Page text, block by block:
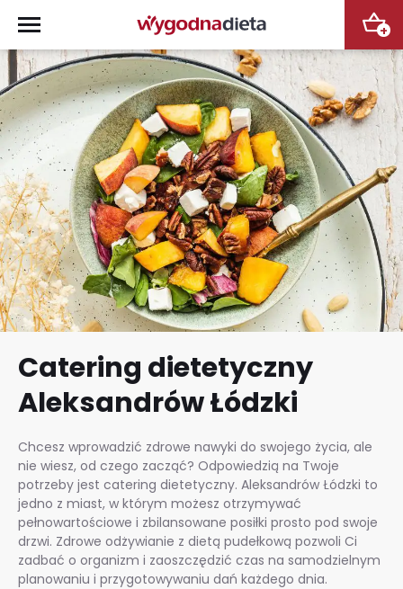
+
Catering dietetyczny
Aleksandrów Łódzki
Chcesz wprowadzić zdrowe nawyki do swojego życia, ale
nie wiesz, od czego zacząć? Odpowiedzią na Twoje
potrzeby jest catering dietetyczny. Aleksandrów Łódzki to
jedno z miast, w którym możesz otrzymywać
pełnowartościowe i zbilansowane posiłki prosto pod swoje
drzwi. Zdrowe odżywianie z dietą pudełkową pozwoli Ci
zadbać o organizm i zaoszczędzić czas na samodzielnym
planowaniu i przygotowywaniu dań każdego dnia.